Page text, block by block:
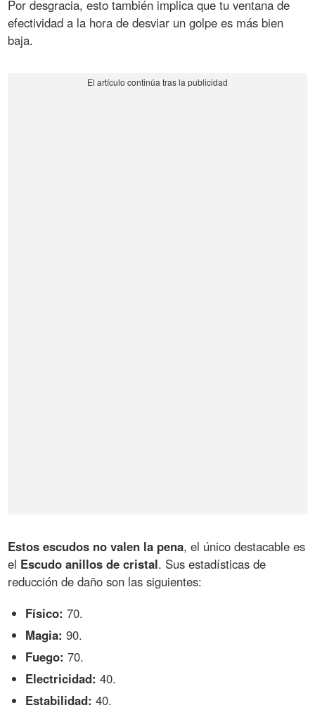
Por desgracia, esto también implica que tu ventana de
efectividad a la hora de desviar un golpe es más bien
baja.
Estos escudos no valen la pena, el único destacable es
el Escudo anillos de cristal. Sus estadísticas de
reducción de daño son las siguientes:
Físico: 70.
Magia: 90.
Fuego: 70.
Electricidad: 40.
Estabilidad: 40.